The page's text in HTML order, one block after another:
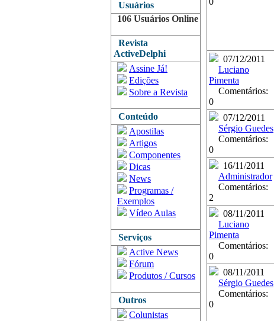
Usuários
106 Usuários Online
Revista
ActiveDelphi
Assine Já!
Edições
Sobre a Revista
Conteúdo
Apostilas
Artigos
Componentes
Dicas
News
Programas /
Exemplos
Vídeo Aulas
Serviços
Active News
Fórum
Produtos / Cursos
Outros
Colunistas
07/12/2011
Luciano
Pimenta
Comentários:
0
07/12/2011
Sérgio Guedes
Comentários:
0
16/11/2011
Administrador
Comentários:
2
08/11/2011
Luciano
Pimenta
Comentários:
0
08/11/2011
Sérgio Guedes
Comentários:
0